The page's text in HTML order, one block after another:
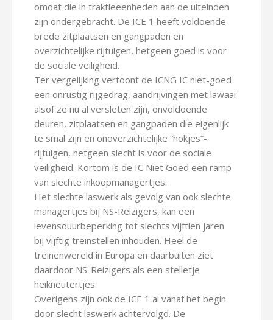
omdat die in traktieeenheden aan de uiteinden
zijn ondergebracht. De ICE 1 heeft voldoende
brede zitplaatsen en gangpaden en
overzichtelijke rijtuigen, hetgeen goed is voor
de sociale veiligheid.
Ter vergelijking vertoont de ICNG IC niet-goed
een onrustig rijgedrag, aandrijvingen met lawaai
alsof ze nu al versleten zijn, onvoldoende
deuren, zitplaatsen en gangpaden die eigenlijk
te smal zijn en onoverzichtelijke “hokjes”-
rijtuigen, hetgeen slecht is voor de sociale
veiligheid. Kortom is de IC Niet Goed een ramp
van slechte inkoopmanagertjes.
Het slechte laswerk als gevolg van ook slechte
managertjes bij NS-Reizigers, kan een
levensduurbeperking tot slechts vijftien jaren
bij vijftig treinstellen inhouden. Heel de
treinenwereld in Europa en daarbuiten ziet
daardoor NS-Reizigers als een stelletje
heikneutertjes.
Overigens zijn ook de ICE 1 al vanaf het begin
door slecht laswerk achtervolgd. De